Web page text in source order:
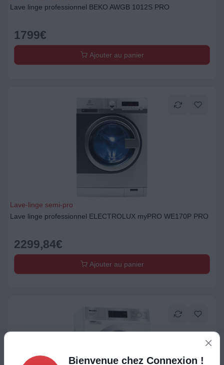
Lave linge professionnel BEKO AWGB 1012S PRO
1799€
Ajouter au panier
Lave-linge semi-pro
Lave linge professionnel ELECTROLUX myPRO WE170P PRO
2299,84€
Ajouter au panier
Bienvenue chez Connexion !